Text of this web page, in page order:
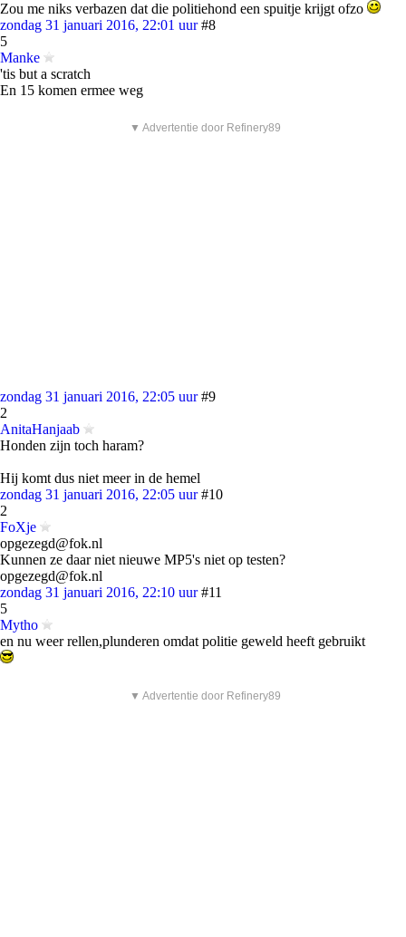
Zou me niks verbazen dat die politiehond een spuitje krijgt ofzo
zondag 31 januari 2016, 22:01 uur #8
5
Manke
'tis but a scratch
En 15 komen ermee weg
▼ Advertentie door Refinery89
zondag 31 januari 2016, 22:05 uur #9
2
AnitaHanjaab
Honden zijn toch haram?
Hij komt dus niet meer in de hemel
zondag 31 januari 2016, 22:05 uur #10
2
FoXje
opgezegd@fok.nl
Kunnen ze daar niet nieuwe MP5's niet op testen?
opgezegd@fok.nl
zondag 31 januari 2016, 22:10 uur #11
5
Mytho
en nu weer rellen,plunderen omdat politie geweld heeft gebruikt
▼ Advertentie door Refinery89